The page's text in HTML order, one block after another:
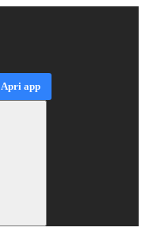
Apri app